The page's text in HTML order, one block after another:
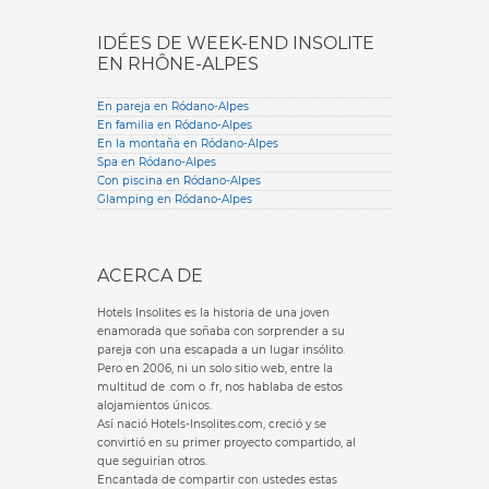
IDÉES DE WEEK-END INSOLITE
EN RHÔNE-ALPES
En pareja en Ródano-Alpes
En familia en Ródano-Alpes
En la montaña en Ródano-Alpes
Spa en Ródano-Alpes
Con piscina en Ródano-Alpes
Glamping en Ródano-Alpes
ACERCA DE
Hotels Insolites es la historia de una joven
enamorada que soñaba con sorprender a su
pareja con una escapada a un lugar insólito.
Pero en 2006, ni un solo sitio web, entre la
multitud de .com o .fr, nos hablaba de estos
alojamientos únicos.
Así nació Hotels-Insolites.com, creció y se
convirtió en su primer proyecto compartido, al
que seguirían otros.
Encantada de compartir con ustedes estas